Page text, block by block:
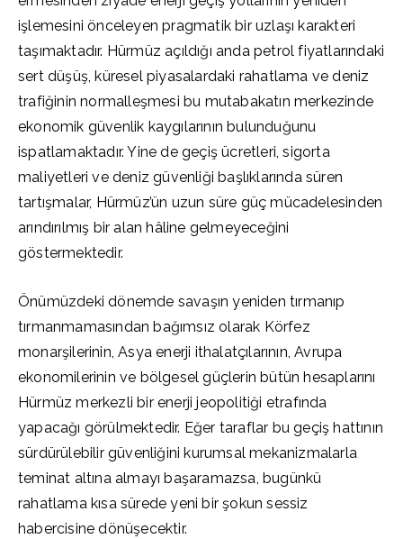
işlemesini önceleyen pragmatik bir uzlaşı karakteri
taşımaktadır. Hürmüz açıldığı anda petrol fiyatlarındaki
sert düşüş, küresel piyasalardaki rahatlama ve deniz
trafiğinin normalleşmesi bu mutabakatın merkezinde
ekonomik güvenlik kaygılarının bulunduğunu
ispatlamaktadır. Yine de geçiş ücretleri, sigorta
maliyetleri ve deniz güvenliği başlıklarında süren
tartışmalar, Hürmüz’ün uzun süre güç mücadelesinden
arındırılmış bir alan hâline gelmeyeceğini
göstermektedir.
Önümüzdeki dönemde savaşın yeniden tırmanıp
tırmanmamasından bağımsız olarak Körfez
monarşilerinin, Asya enerji ithalatçılarının, Avrupa
ekonomilerinin ve bölgesel güçlerin bütün hesaplarını
Hürmüz merkezli bir enerji jeopolitiği etrafında
yapacağı görülmektedir. Eğer taraflar bu geçiş hattının
sürdürülebilir güvenliğini kurumsal mekanizmalarla
teminat altına almayı başaramazsa, bugünkü
rahatlama kısa sürede yeni bir şokun sessiz
habercisine dönüşecektir.